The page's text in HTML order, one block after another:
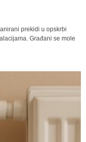
prekidi u opskrbi
Građani se mole